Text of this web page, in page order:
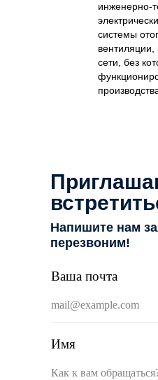
инженерно-
системы
вентиляции,
сети, без
Ваша почта
Имя
Напишите нам
перезвоним!